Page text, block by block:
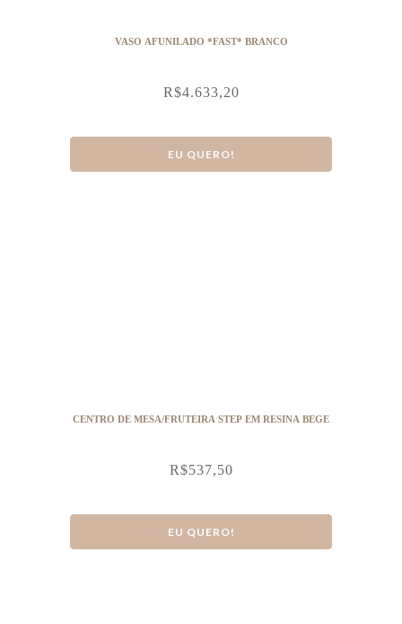
VASO AFUNILADO *FAST* BRANCO
R$4.633,20
EU QUERO!
CENTRO DE MESA/FRUTEIRA STEP EM RESINA BEGE
R$537,50
EU QUERO!